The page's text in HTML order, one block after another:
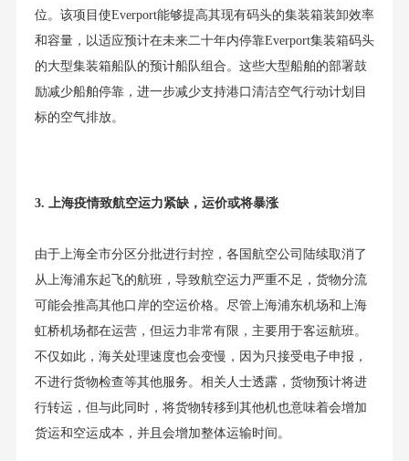
位。该项目使Everport能够提高其现有码头的集装箱装卸效率
和容量，以适应预计在未来二十年内停靠Everport集装箱码头
的大型集装箱船队的预计船队组合。这些大型船舶的部署鼓
励减少船舶停靠，进一步减少支持港口清洁空气行动计划目
标的空气排放。
3. 上海疫情致航空运力紧缺，运价或将暴涨
由于上海全市分区分批进行封控，各国航空公司陆续取消了
从上海浦东起飞的航班，导致航空运力严重不足，货物分流
可能会推高其他口岸的空运价格。尽管上海浦东机场和上海
虹桥机场都在运营，但运力非常有限，主要用于客运航班。
不仅如此，海关处理速度也会变慢，因为只接受电子申报，
不进行货物检查等其他服务。相关人士透露，货物预计将进
行转运，但与此同时，将货物转移到其他机也意味着会增加
货运和空运成本，并且会增加整体运输时间。